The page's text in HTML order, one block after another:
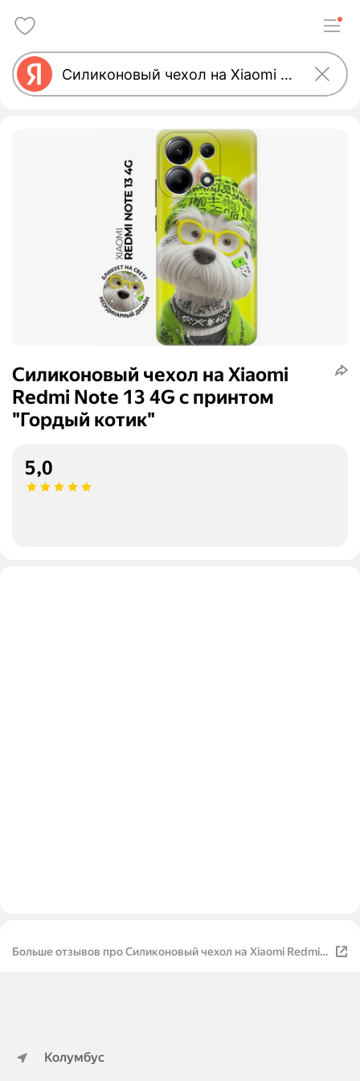
Силиконовый чехол на Xiaomi
Redmi Note 13 4G с принтом
"Гордый котик"
5,0
Больше отзывов про Силиконовый чехол на Xiaomi Redmi
Колумбус